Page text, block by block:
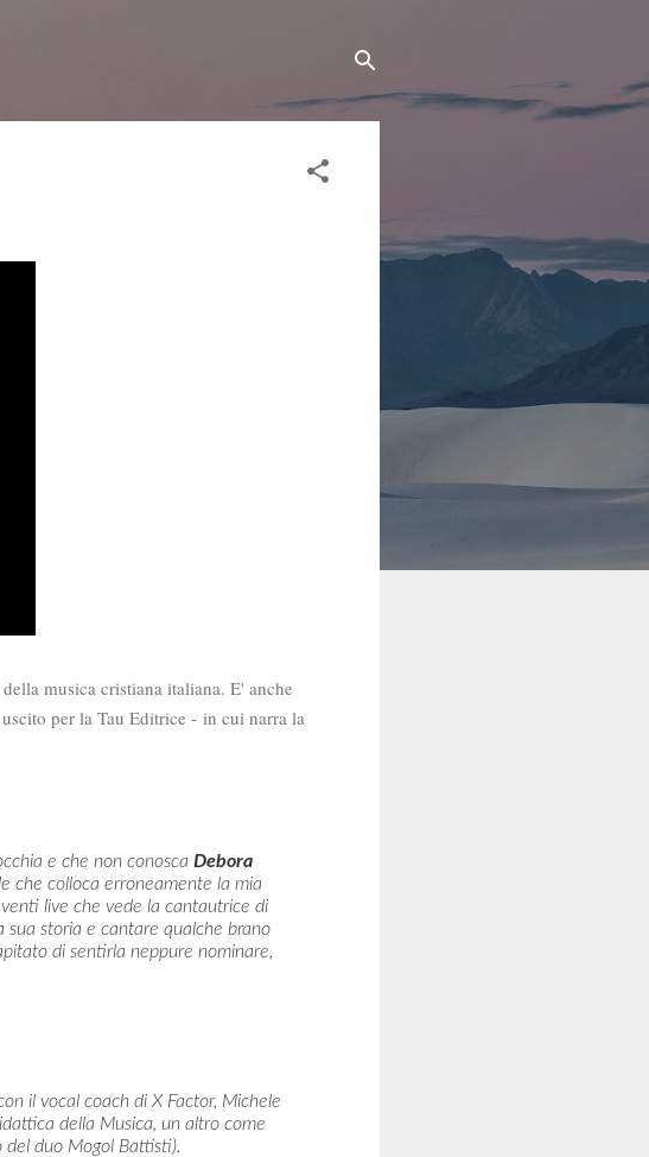
musica cristiana italiana. E' anche
per la Tau Editrice - in cui narra la
e che non conosca Debora
che colloca erroneamente la mia
live che vede la cantautrice di
sua storia e cantare qualche brano
di sentirla neppure nominare,
il vocal coach di X Factor, Michele
della Musica, un altro come
duo Mogol Battisti).